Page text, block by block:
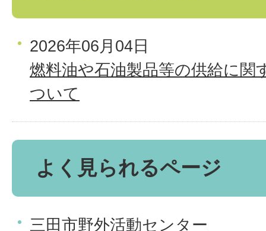
2026年06月04日
燃料油や石油製品等の供給に関
ついて
よく見られるページ
三田市野外活動センター